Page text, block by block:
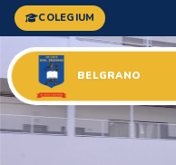
COLEGIUM
BELGRANO